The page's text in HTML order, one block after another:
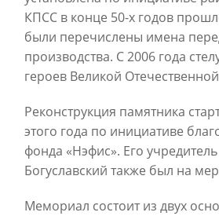
КПСС в конце 50-х годов
были перечислены имена
производства. С 2006 года
героев Великой
Реконструкция памятника
этого года по инициативе
фонда «Нэфис». Его
Богуславский также был на
Мемориал состоит из двух